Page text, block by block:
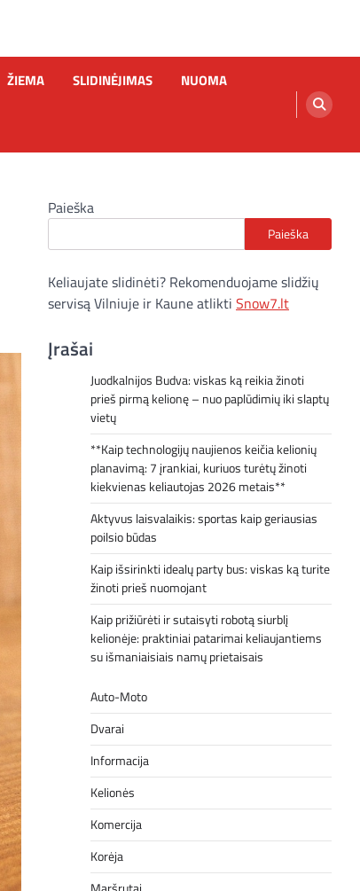
ŽIEMA SLIDINĖJIMAS NUOMA
Paieška
Paieška
Keliaujate slidinėti? Rekomenduojame slidžių
servisą Vilniuje ir Kaune atlikti Snow7.lt
Įrašai
Juodkalnijos Budva: viskas ką reikia žinoti
prieš pirmą kelionę – nuo paplūdimių iki slaptų
vietų
**Kaip technologijų naujienos keičia kelionių
planavimą: 7 įrankiai, kuriuos turėtų žinoti
kiekvienas keliautojas 2026 metais**
Aktyvus laisvalaikis: sportas kaip geriausias
poilsio būdas
Kaip išsirinkti idealų party bus: viskas ką turite
žinoti prieš nuomojant
Kaip prižiūrėti ir sutaisyti robotą siurblį
kelionėje: praktiniai patarimai keliaujantiems
su išmaniaisiais namų prietaisais
Auto-Moto
Dvarai
Informacija
Kelionės
Komercija
Korėja